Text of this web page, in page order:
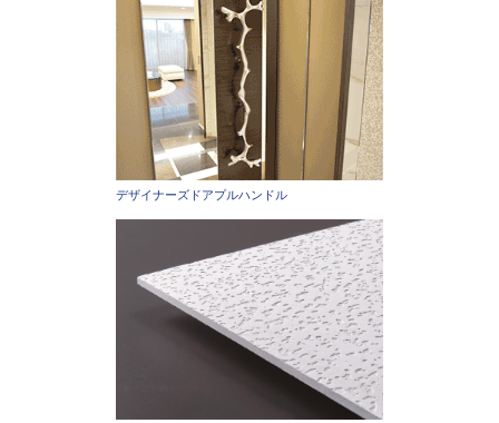
デザイナーズドアプルハンドル